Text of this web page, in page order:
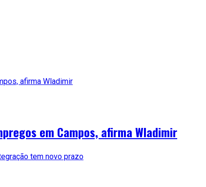
em Campos, afirma Wladimir